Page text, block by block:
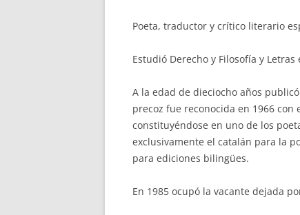
Poeta, traductor y crítico literario
Estudió Derecho y Filosofía y
A la edad de dieciocho años
precoz fue reconocida en 1966 con
constituyéndose en uno de los
exclusivamente el catalán para la
para ediciones bilingües.
En 1985 ocupó la vacante dejada